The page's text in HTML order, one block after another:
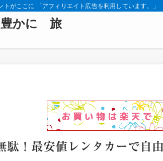
がここに 「アフィリエイト広告を利用しています。」
かに 旅
駄！最安値レンタカーで自